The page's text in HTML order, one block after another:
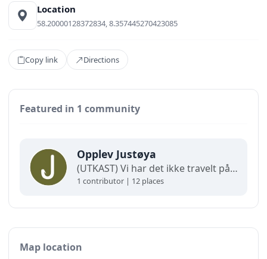
Location
58.20000128372834, 8.357445270423085
Copy link Directions
Featured in 1 community
Opplev Justøya
(UTKAST) Vi har det ikke travelt på Justøya. Vi jobber og står på, men ikke fordi vi vil rekke så mye. I stedet legger vi kreftene i det vi opplever som mest verdifullt. Det som gir oss mest tilbake, og som gjør livet godt å leve på øya vår.
1 contributor | 12 places
Map location